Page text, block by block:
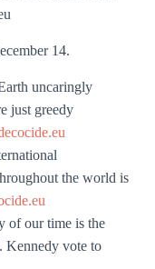
14.
uncaringly
just greedy
the world is
of our time is the
Kennedy vote to